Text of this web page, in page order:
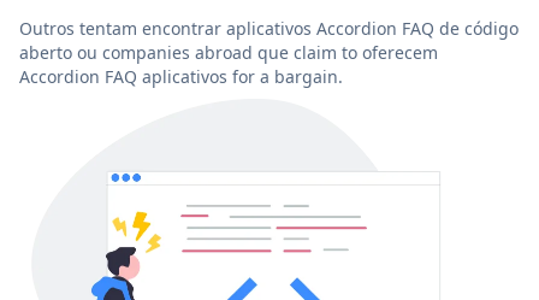
Outros tentam encontrar aplicativos Accordion FAQ de código
aberto ou companies abroad que claim to oferecem
Accordion FAQ aplicativos for a bargain.